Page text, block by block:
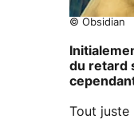
© Obsidian
du retard
Tout juste